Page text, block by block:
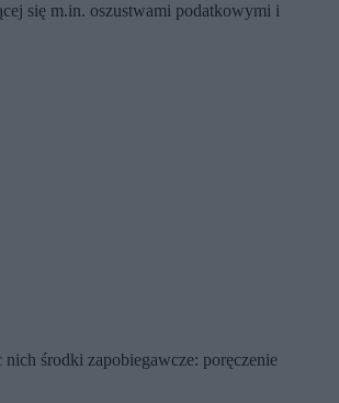
się m.in. oszustwami podatkowymi i
środki zapobiegawcze: poręczenie